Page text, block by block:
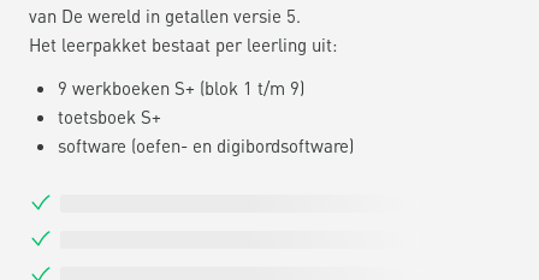
van De wereld in getallen versie 5.
Het leerpakket bestaat per leerling uit:
9 werkboeken S+ (blok 1 t/m 9)
toetsboek S+
software (oefen- en digibordsoftware)